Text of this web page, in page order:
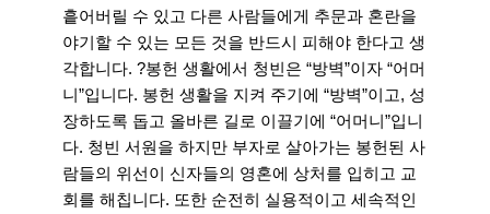
흩어버릴 수 있고 다른 사람들에게 추문과 혼란을
야기할 수 있는 모든 것을 반드시 피해야 한다고 생
각합니다. ?봉헌 생활에서 청빈은 “방벽”이자 “어머
니”입니다. 봉헌 생활을 지켜 주기에 “방벽”이고, 성
장하도록 돕고 올바른 길로 이끌기에 “어머니”입니
다. 청빈 서원을 하지만 부자로 살아가는 봉헌된 사
람들의 위선이 신자들의 영혼에 상처를 입히고 교
회를 해칩니다. 또한 순전히 실용적이고 세속적인